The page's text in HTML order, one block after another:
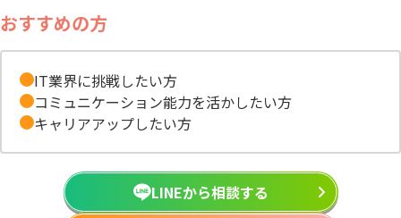
おすすめの方
IT業界に挑戦したい方
コミュニケーション能力を活かしたい方
キャリアアップしたい方
LINEから相談する